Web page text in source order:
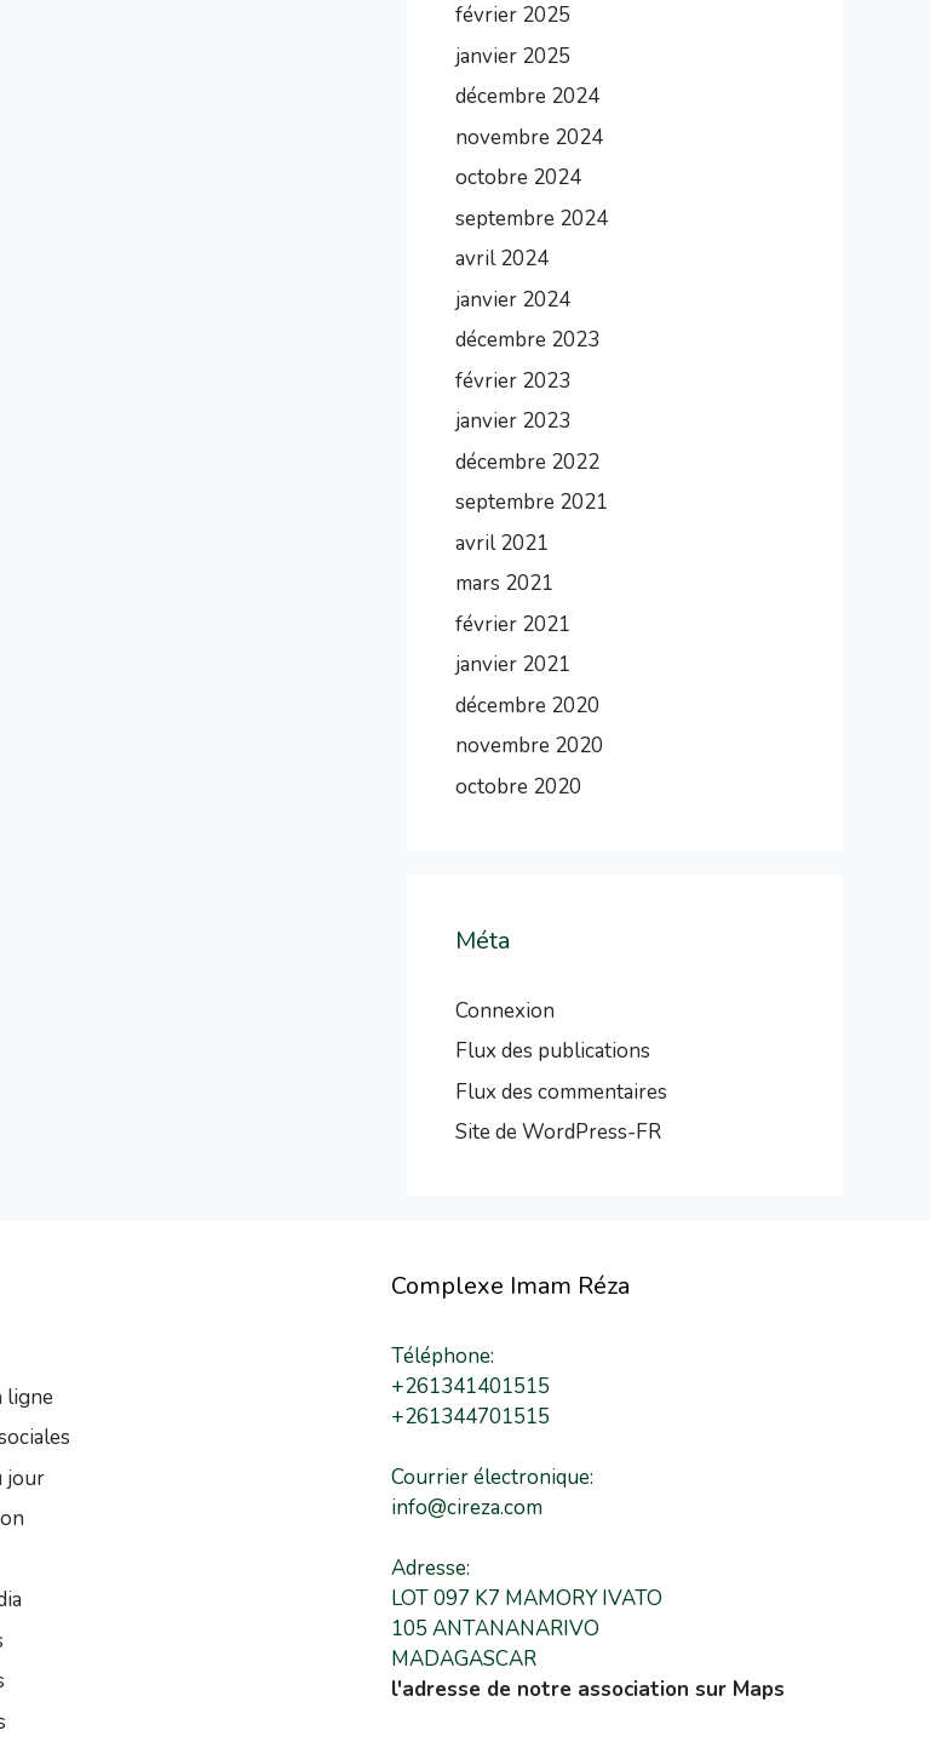
février 2025
janvier 2025
décembre 2024
novembre 2024
octobre 2024
septembre 2024
avril 2024
janvier 2024
décembre 2023
février 2023
janvier 2023
décembre 2022
septembre 2021
avril 2021
mars 2021
février 2021
janvier 2021
décembre 2020
novembre 2020
octobre 2020
Méta
Connexion
Flux des publications
Flux des commentaires
Site de WordPress-FR
ligne
jour
Complexe Imam Réza
Téléphone:
+261341401515
+261344701515
Courrier électronique:
info@cireza.com
Adresse:
LOT 097 K7 MAMORY IVATO
105 ANTANANARIVO
MADAGASCAR
l'adresse de notre association sur Maps